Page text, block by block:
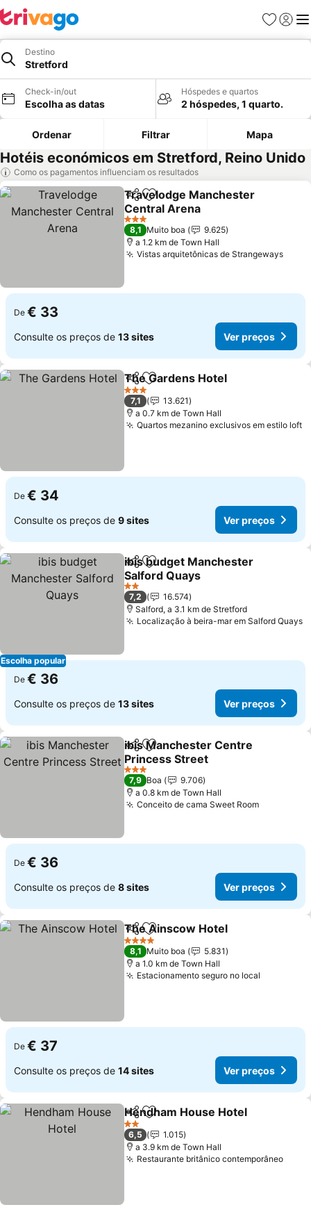
Favoritos
Iniciar
Destino
Stretford
Check-in/out
Escolha as datas
Hóspedes e quartos
2 hóspedes, 1 quarto.
Ordenar Filtrar Mapa
Hotéis económicos em Stretford, Reino Unido
Como os pagamentos influenciam os resultados
PartilharAdicionar aos favoritos
Travelodge Manchester
Central Arena
3 Estrelas
8,1 Muito boa
9.625
a 1.2 km de Town Hall
Vistas arquitetônicas de Strangeways
De € 33
Consulte os preços de 13 sites Ver preços
PartilharAdicionar aos favoritos
The Gardens Hotel
3 Estrelas
7,1
13.621
a 0.7 km de Town Hall
Quartos mezanino exclusivos em estilo loft
De € 34
Consulte os preços de 9 sites Ver preços
Escolha popular
PartilharAdicionar aos favoritos
ibis budget Manchester
Salford Quays
2 Estrelas
7,2
16.574
Salford, a 3.1 km de Stretford
Localização à beira-mar em Salford Quays
De € 36
Consulte os preços de 13 sites Ver preços
PartilharAdicionar aos favoritos
ibis Manchester Centre
Princess Street
3 Estrelas
7,9 Boa
9.706
a 0.8 km de Town Hall
Conceito de cama Sweet Room
De € 36
Consulte os preços de 8 sites Ver preços
PartilharAdicionar aos favoritos
The Ainscow Hotel
4 Estrelas
8,1 Muito boa
5.831
a 1.0 km de Town Hall
Estacionamento seguro no local
De € 37
Consulte os preços de 14 sites Ver preços
PartilharAdicionar aos favoritos
Hendham House Hotel
2 Estrelas
6,5
1.015
a 3.9 km de Town Hall
Restaurante britânico contemporâneo